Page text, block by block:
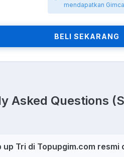
mendapatkan
BELI SEKARANG
Asked Questions
Tri di Topupgim.com resmi